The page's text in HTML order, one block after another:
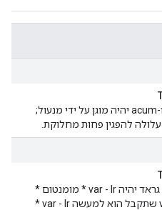
, עדכון של טנסור ה-var ו-acum יהיה מוגן על ידי מנעול;
להפגין פחות מחלוקת.
, הטנזור שיעבור לחישוב גראד יהיה var - lr * מומנטום *
accum, כך שבסופו של דבר, ה- var שתקבל הוא למעשה var - lr *